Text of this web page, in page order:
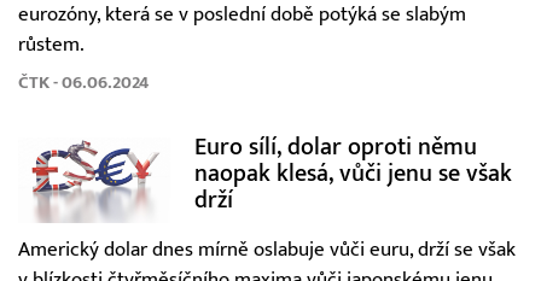
eurozóny, která se v poslední době potýká se slabým
růstem.
ČTK - 06.06.2024
Euro sílí, dolar oproti němu
naopak klesá, vůči jenu se však
drží
Americký dolar dnes mírně oslabuje vůči euru, drží se však